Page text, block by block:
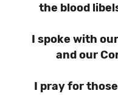
the blood
I spoke with
and our
I pray for